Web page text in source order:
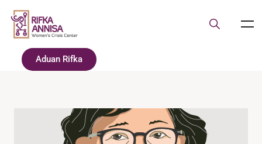
Aduan Rifka